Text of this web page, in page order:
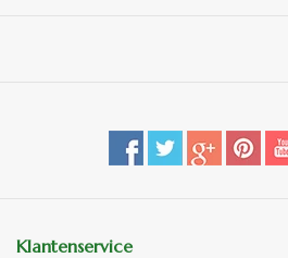
Klantenservice